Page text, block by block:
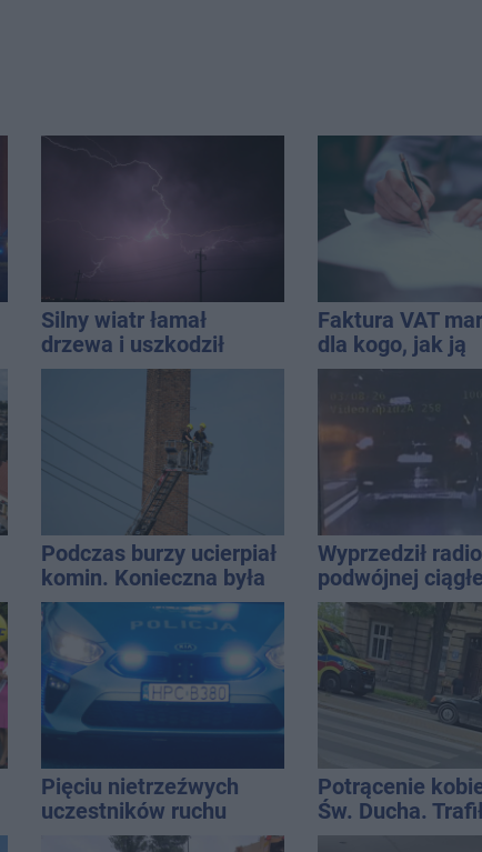
Silny wiatr łamał
drzewa i uszkodził
dach. To nie koniec
Faktura VAT
dla kogo, jak ją
wystawić i jak
Podczas burzy ucierpiał
komin. Konieczna była
interwencja strażaków
Wyprzedził
podwójnej
przed pasami
Pięciu nietrzeźwych
uczestników ruchu
wpadło w ręce policji.
Potrącenie
Św. Ducha.
szpitala